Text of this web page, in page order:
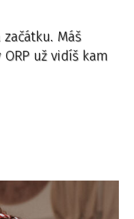
Máš
už vidíš kam